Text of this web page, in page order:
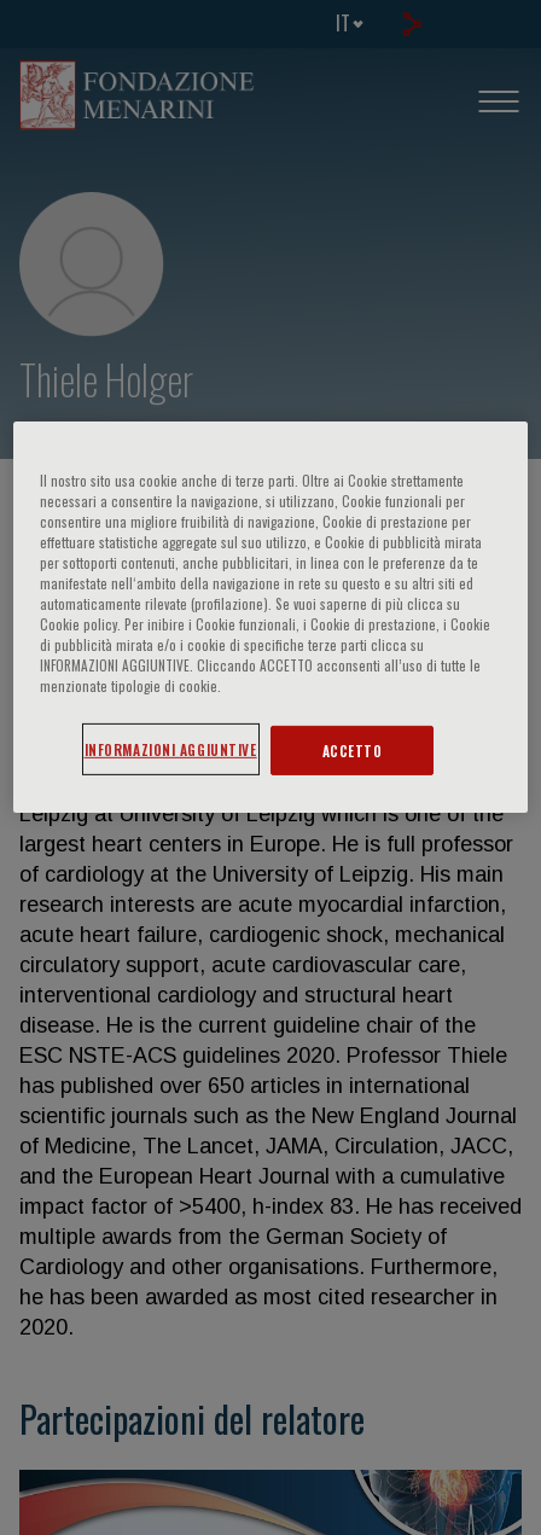
IT
Thiele Holger
HOME PAGE / CORSI ED EVENTI / RELATORE
Thiele Holger
Prof. Dr. Holger Thiele, MD, FESC Heart Center
Leipzig at University of Leipzig, Germany Holger
Thiele is the Medical Director of the Department of
Leipzig at University of Leipzig which is one of the
largest heart centers in Europe. He is full professor
of cardiology at the University of Leipzig. His main
research interests are acute myocardial infarction,
acute heart failure, cardiogenic shock, mechanical
circulatory support, acute cardiovascular care,
interventional cardiology and structural heart
disease. He is the current guideline chair of the
ESC NSTE-ACS guidelines 2020. Professor Thiele
has published over 650 articles in international
scientific journals such as the New England Journal
of Medicine, The Lancet, JAMA, Circulation, JACC,
and the European Heart Journal with a cumulative
impact factor of >5400, h-index 83. He has received
multiple awards from the German Society of
Cardiology and other organisations. Furthermore,
he has been awarded as most cited researcher in
2020.
Partecipazioni del relatore
Il nostro sito usa cookie anche di terze parti. Oltre ai Cookie strettamente
necessari a consentire la navigazione, si utilizzano, Cookie funzionali per
consentire una migliore fruibilità di navigazione, Cookie di prestazione per
effettuare statistiche aggregate sul suo utilizzo, e Cookie di pubblicità mirata
per sottoporti contenuti, anche pubblicitari, in linea con le preferenze da te
manifestate nell‘ambito della navigazione in rete su questo e su altri siti ed
automaticamente rilevate (profilazione). Se vuoi saperne di più clicca su
Cookie policy. Per inibire i Cookie funzionali, i Cookie di prestazione, i Cookie
di pubblicità mirata e/o i cookie di specifiche terze parti clicca su
INFORMAZIONI AGGIUNTIVE. Cliccando ACCETTO acconsenti all’uso di tutte le
menzionate tipologie di cookie.
INFORMAZIONI AGGIUNTIVE ACCETTO